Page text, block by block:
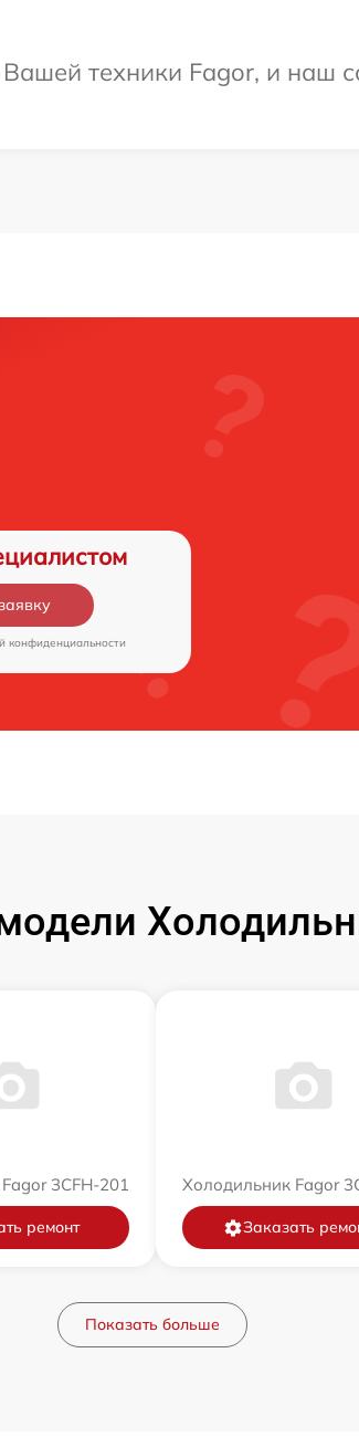
техники Fagor, и наш
конфиденциальности
3CFH-201
ремонт
Холодильник Fagor
Заказать
Показать больше